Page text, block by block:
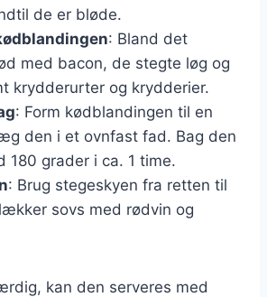
de er bløde.
: Bland det
med bacon, de stegte løg og
krydderurter og krydderier.
: Form kødblandingen til en
den i et ovnfast fad. Bag den
180 grader i ca. 1 time.
: Brug stegeskyen fra retten til
sovs med rødvin og
kan den serveres med